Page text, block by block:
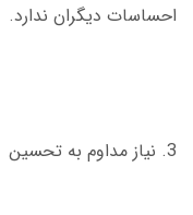
احساسات دیگران ندارد.
3. نیاز مداوم به تحسین